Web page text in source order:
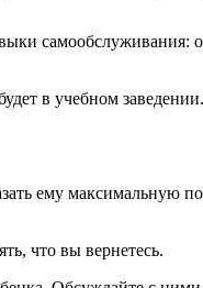
самообслуживания:
в учебном
ему максимальную
что вы вернетесь.